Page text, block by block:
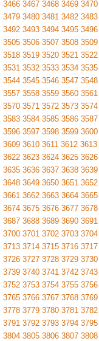
3466 3467 3468 3469 3470
3479 3480 3481 3482 3483
3492 3493 3494 3495 3496
3505 3506 3507 3508 3509
3518 3519 3520 3521 3522
3531 3532 3533 3534 3535
3544 3545 3546 3547 3548
3557 3558 3559 3560 3561
3570 3571 3572 3573 3574
3583 3584 3585 3586 3587
3596 3597 3598 3599 3600
3609 3610 3611 3612 3613
3622 3623 3624 3625 3626
3635 3636 3637 3638 3639
3648 3649 3650 3651 3652
3661 3662 3663 3664 3665
3674 3675 3676 3677 3678
3687 3688 3689 3690 3691
3700 3701 3702 3703 3704
3713 3714 3715 3716 3717
3726 3727 3728 3729 3730
3739 3740 3741 3742 3743
3752 3753 3754 3755 3756
3765 3766 3767 3768 3769
3778 3779 3780 3781 3782
3791 3792 3793 3794 3795
3804 3805 3806 3807 3808